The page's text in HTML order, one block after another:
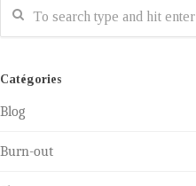
Catégories
Blog
Burn-out